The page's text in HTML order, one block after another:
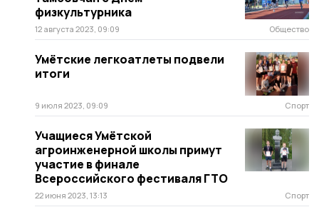
физкультурника
12 августа 2023, 09:09 Общество
Умётские легкоатлеты подвели
итоги
9 июля 2023, 09:09 Спорт
Учащиеся Умётской
агроинженерной школы примут
участие в финале
Всероссийского фестиваля ГТО
22 июня 2023, 13:13 Спорт